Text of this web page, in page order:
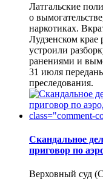
Латгальские
о
наркотиках.
Лудзенском
устроили
ранениями и
31 июля
преследования.
Скандальное
приговор по
Верховный суд